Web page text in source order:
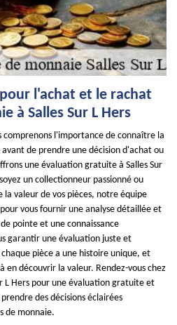
l'achat et le rachat
à Salles Sur L Hers
comprenons l'importance de connaître la
de prendre une décision d'achat ou
une évaluation gratuite à Salles Sur
un collectionneur passionné ou
valeur de vos pièces, notre équipe
vous fournir une analyse détaillée et
pointe et une connaissance
garantir une évaluation juste et
pièce a une histoire unique, et
en découvrir la valeur. Rendez-vous chez
L Hers pour une évaluation gratuite et
des décisions éclairées
de monnaie.